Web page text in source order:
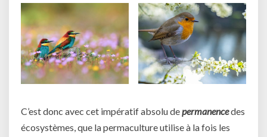
C’est donc avec cet impératif absolu depermanencedes
écosystèmes, que la permaculture utilise à la fois les